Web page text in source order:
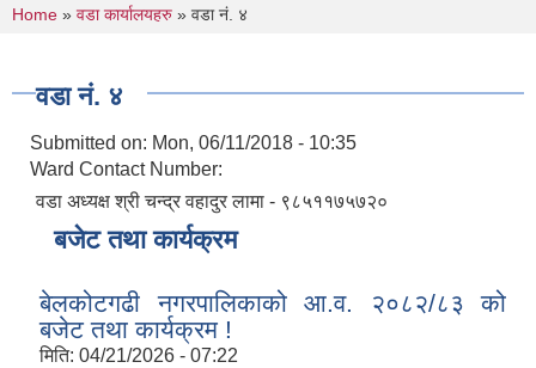
You are here
Home » वडा कार्यालयहरु » वडा नं. ४
वडा नं. ४
Submitted on: Mon, 06/11/2018 - 10:35
Ward Contact Number:
वडा अध्यक्ष श्री चन्द्र वहादुर लामा - ९८५११७५७२०
बजेट तथा कार्यक्रम
बेलकोटगढी नगरपालिकाको आ.व. २०८२/८३ को
बजेट तथा कार्यक्रम !
मिति: 04/21/2026 - 07:22